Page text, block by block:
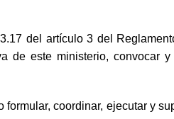
del artículo 3 del
de este ministerio, convocar
formular, coordinar, ejecutar y